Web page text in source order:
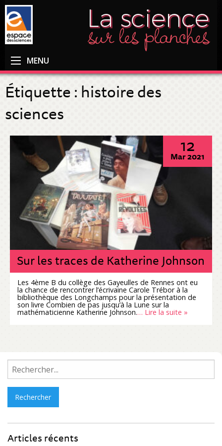
MENU
Étiquette : histoire des
sciences
12
Mar 2021
Sur les traces de Katherine Johnson
Les 4ème B du collège des Gayeulles de Rennes ont eu
la chance de rencontrer l’écrivaine Carole Trébor à la
bibliothèque des Longchamps pour la présentation de
son livre Combien de pas jusqu’à la Lune sur la
mathématicienne Katherine Johnson.… Lire la suite »
Rechercher :
Articles récents